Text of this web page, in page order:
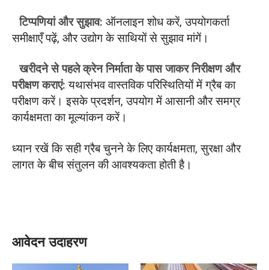
टिप्पणियां और सुझाव:ऑनलाइन शोध करें, उपयोगकर्ता
समीक्षाएँ पढ़ें, और उद्योग के साथियों से सुझाव मांगें।
खरीदने से पहले क्रेन निर्माता के पास जाकर निरीक्षण और
परीक्षण कराएं:यथासंभव वास्तविक परिस्थितियों में ग्रैब का
परीक्षण करें। इसके प्रदर्शन, उपयोग में आसानी और समग्र
कार्यक्षमता का मूल्यांकन करें।
ध्यान रखें कि सही ग्रैब चुनने के लिए कार्यक्षमता, सुरक्षा और
लागत के बीच संतुलन की आवश्यकता होती है।
आवेदन उदाहरण